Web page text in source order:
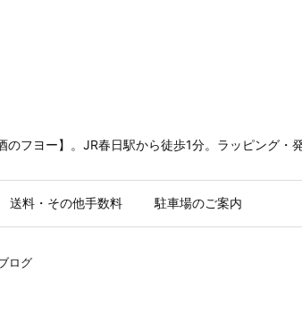
のフヨー】。JR春日駅から徒歩1分。ラッピング・
送料・その他手数料 駐車場のご案内
ログ